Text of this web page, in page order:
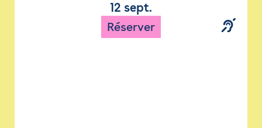
12 sept.
Réserver